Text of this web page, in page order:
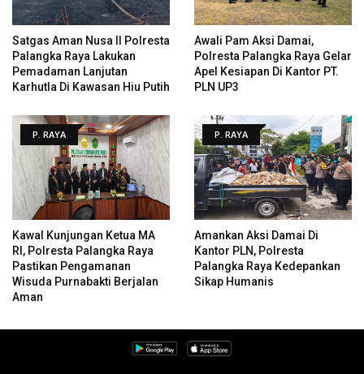
Satgas Aman Nusa II Polresta
Palangka Raya Lakukan
Pemadaman Lanjutan
Karhutla Di Kawasan Hiu Putih
Awali Pam Aksi Damai,
Polresta Palangka Raya Gelar
Apel Kesiapan Di Kantor PT.
PLN UP3
P. RAYA
Kawal Kunjungan Ketua MA
RI, Polresta Palangka Raya
Pastikan Pengamanan
Wisuda Purnabakti Berjalan
Aman
P. RAYA
Amankan Aksi Damai Di
Kantor PLN, Polresta
Palangka Raya Kedepankan
Sikap Humanis